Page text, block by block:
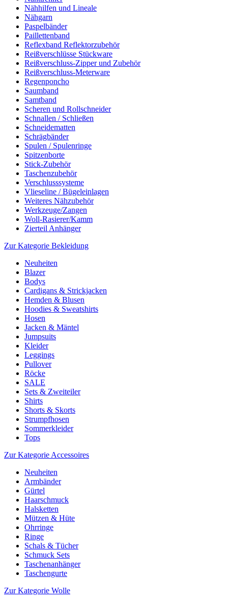
Nähhilfen und Lineale
Nähgarn
Paspelbänder
Paillettenband
Reflexband Reflektorzubehör
Reißverschlüsse Stückware
Reißverschluss-Zipper und Zubehör
Reißverschluss-Meterware
Regenponcho
Saumband
Samtband
Scheren und Rollschneider
Schnallen / Schließen
Schneidematten
Schrägbänder
Spulen / Spulenringe
Spitzenborte
Stick-Zubehör
Taschenzubehör
Verschlusssysteme
Vlieseline / Bügeleinlagen
Weiteres Nähzubehör
Werkzeuge/Zangen
Woll-Rasierer/Kamm
Zierteil Anhänger
Zur Kategorie Bekleidung
Neuheiten
Blazer
Bodys
Cardigans & Strickjacken
Hemden & Blusen
Hoodies & Sweatshirts
Hosen
Jacken & Mäntel
Jumpsuits
Kleider
Leggings
Pullover
Röcke
SALE
Sets & Zweiteiler
Shirts
Shorts & Skorts
Strumpfhosen
Sommerkleider
Tops
Zur Kategorie Accessoires
Neuheiten
Armbänder
Gürtel
Haarschmuck
Halsketten
Mützen & Hüte
Ohrringe
Ringe
Schals & Tücher
Schmuck Sets
Taschenanhänger
Taschengurte
Zur Kategorie Wolle